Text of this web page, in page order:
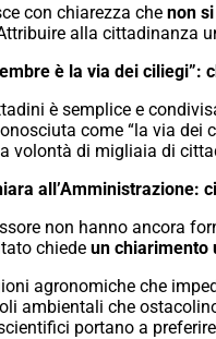
con chiarezza che non
alla cittadinanza
è la via dei
è semplice e
come “la via
volontà di migliaia di
all’Amministrazione:
non hanno ancora
chiede un chiarimento
agronomiche che
ambientali che
portano a